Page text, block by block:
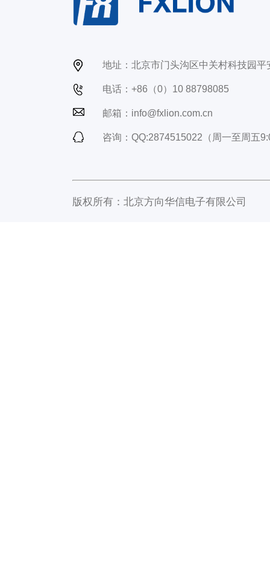
地址：北京市门头沟区中关村科技园平
电话：+86（0）10 88798085
邮箱：info@fxlion.com.cn
咨询：QQ:2874515022（周一至周五
版权所有：北京方向华信电子有限公司